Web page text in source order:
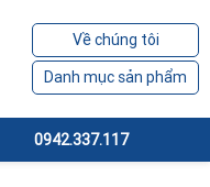
Về chúng tôi
Danh mục sản phẩm
0942.337.117